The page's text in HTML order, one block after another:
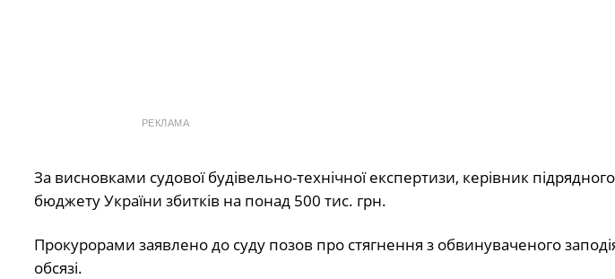
РЕКЛАМА
За висновками судової будівельно-технічної експертизи, керівник
бюджету України збитків на понад 500 тис. грн.
Прокурорами заявлено до суду позов про стягнення з обвинуваченого
обсязі.